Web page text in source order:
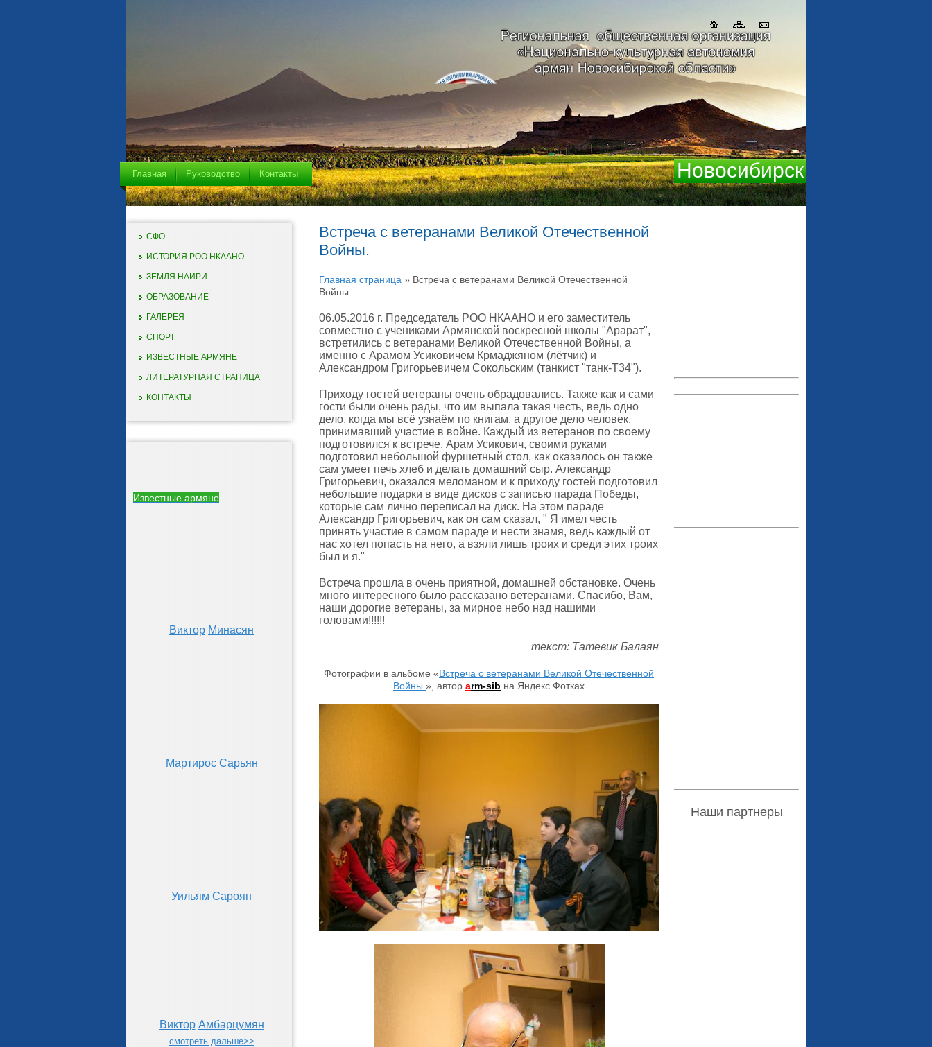
Главная Руководство Контакты Новосибирск
Встреча с ветеранами Великой Отечественной
Войны.
Главная страница » Встреча с ветеранами Великой Отечественной
Войны.
06.05.2016 г. Председатель РОО НКААНО и его заместитель
совместно с учениками Армянской воскресной школы "Арарат",
встретились с ветеранами Великой Отечественной Войны, а
именно с Арамом Усиковичем Крмаджяном (лётчик) и
Александром Григорьевичем Сокольским (танкист "танк-Т34").
Приходу гостей ветераны очень обрадовались. Также как и сами
гости были очень рады, что им выпала такая честь, ведь одно
дело, когда мы всё узнаём по книгам, а другое дело человек,
принимавший участие в войне. Каждый из ветеранов по своему
подготовился к встрече. Арам Усикович, своими руками
подготовил небольшой фуршетный стол, как оказалось он также
сам умеет печь хлеб и делать домашний сыр. Александр
Григорьевич, оказался меломаном и к приходу гостей подготовил
небольшие подарки в виде дисков с записью парада Победы,
которые сам лично переписал на диск. На этом параде
Александр Григорьевич, как он сам сказал, " Я имел честь
принять участие в самом параде и нести знамя, ведь каждый от
нас хотел попасть на него, а взяли лишь троих и среди этих троих
был и я."
Встреча прошла в очень приятной, домашней обстановке. Очень
много интересного было рассказано ветеранами. Спасибо, Вам,
наши дорогие ветераны, за мирное небо над нашими
головами!!!!!!
текст: Татевик Балаян
Фотографии в альбоме «Встреча с ветеранами Великой Отечественной
Войны. », автор arm-sib на Яндекс.Фотках
СФО
ИСТОРИЯ РОО НКААНО
ЗЕМЛЯ НАИРИ
ОБРАЗОВАНИЕ
ГАЛЕРЕЯ
СПОРТ
ИЗВЕСТНЫЕ АРМЯНЕ
ЛИТЕРАТУРНАЯ СТРАНИЦА
КОНТАКТЫ
Известные армяне
Виктор Минасян
Мартирос Сарьян
Уильям Сароян
Виктор Амбарцумян
смотреть дальше>>
Наши партнеры